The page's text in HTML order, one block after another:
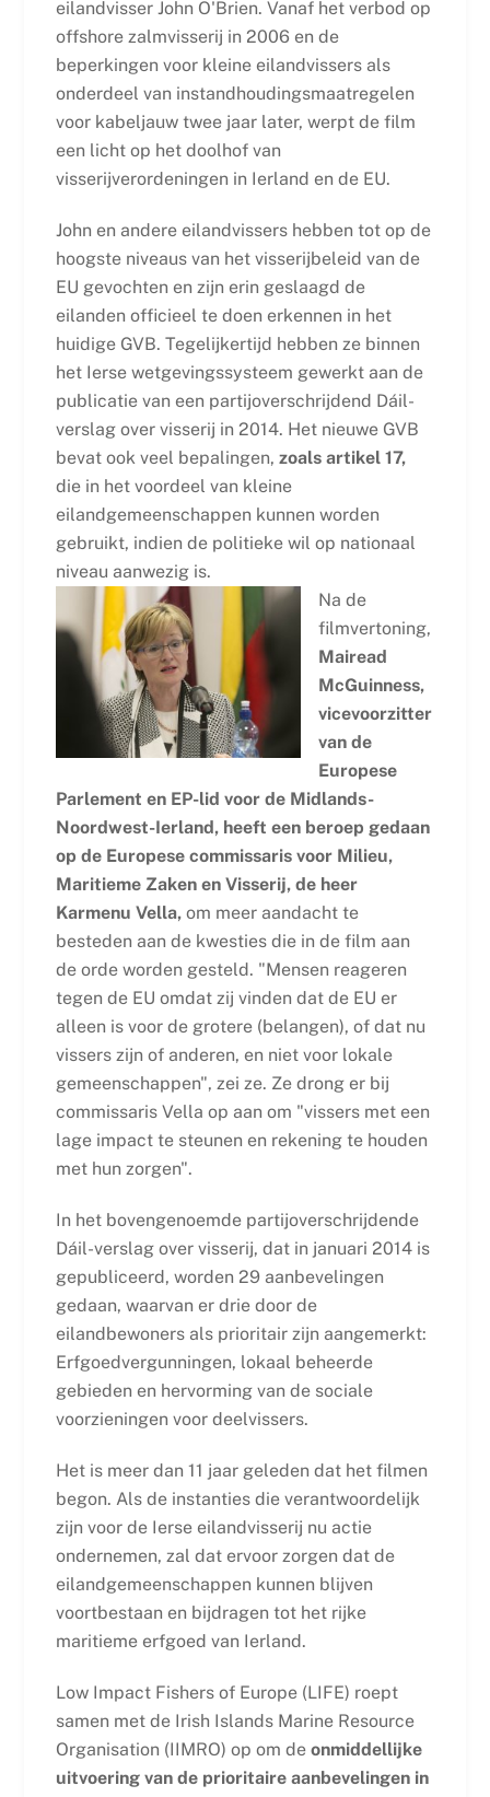
eilandvisser John O'Brien. Vanaf het verbod op
offshore zalmvisserij in 2006 en de
beperkingen voor kleine eilandvissers als
onderdeel van instandhoudingsmaatregelen
voor kabeljauw twee jaar later, werpt de film
een licht op het doolhof van
visserijverordeningen in Ierland en de EU.
John en andere eilandvissers hebben tot op de
hoogste niveaus van het visserijbeleid van de
EU gevochten en zijn erin geslaagd de
eilanden officieel te doen erkennen in het
huidige GVB. Tegelijkertijd hebben ze binnen
het Ierse wetgevingssysteem gewerkt aan de
publicatie van een partijoverschrijdend Dáil-
verslag over visserij in 2014. Het nieuwe GVB
bevat ook veel bepalingen, zoals artikel 17,
die in het voordeel van kleine
eilandgemeenschappen kunnen worden
gebruikt, indien de politieke wil op nationaal
niveau aanwezig is.
Na de
filmvertoning,
Mairead
McGuinness,
vicevoorzitter
van de
Europese
Parlement en EP-lid voor de Midlands-
Noordwest-Ierland, heeft een beroep gedaan
op de Europese commissaris voor Milieu,
Maritieme Zaken en Visserij, de heer
Karmenu Vella,om meer aandacht te
besteden aan de kwesties die in de film aan
de orde worden gesteld. "Mensen reageren
tegen de EU omdat zij vinden dat de EU er
alleen is voor de grotere (belangen), of dat nu
vissers zijn of anderen, en niet voor lokale
gemeenschappen", zei ze. Ze drong er bij
commissaris Vella op aan om "vissers met een
lage impact te steunen en rekening te houden
met hun zorgen".
In het bovengenoemde partijoverschrijdende
Dáil-verslag over visserij, dat in januari 2014 is
gepubliceerd, worden 29 aanbevelingen
gedaan, waarvan er drie door de
eilandbewoners als prioritair zijn aangemerkt:
Erfgoedvergunningen, lokaal beheerde
gebieden en hervorming van de sociale
voorzieningen voor deelvissers.
Het is meer dan 11 jaar geleden dat het filmen
begon. Als de instanties die verantwoordelijk
zijn voor de Ierse eilandvisserij nu actie
ondernemen, zal dat ervoor zorgen dat de
eilandgemeenschappen kunnen blijven
voortbestaan en bijdragen tot het rijke
maritieme erfgoed van Ierland.
Low Impact Fishers of Europe (LIFE) roept
samen met de Irish Islands Marine Resource
Organisation (IIMRO) op om deonmiddellijke
uitvoering van de prioritaire aanbevelingen in